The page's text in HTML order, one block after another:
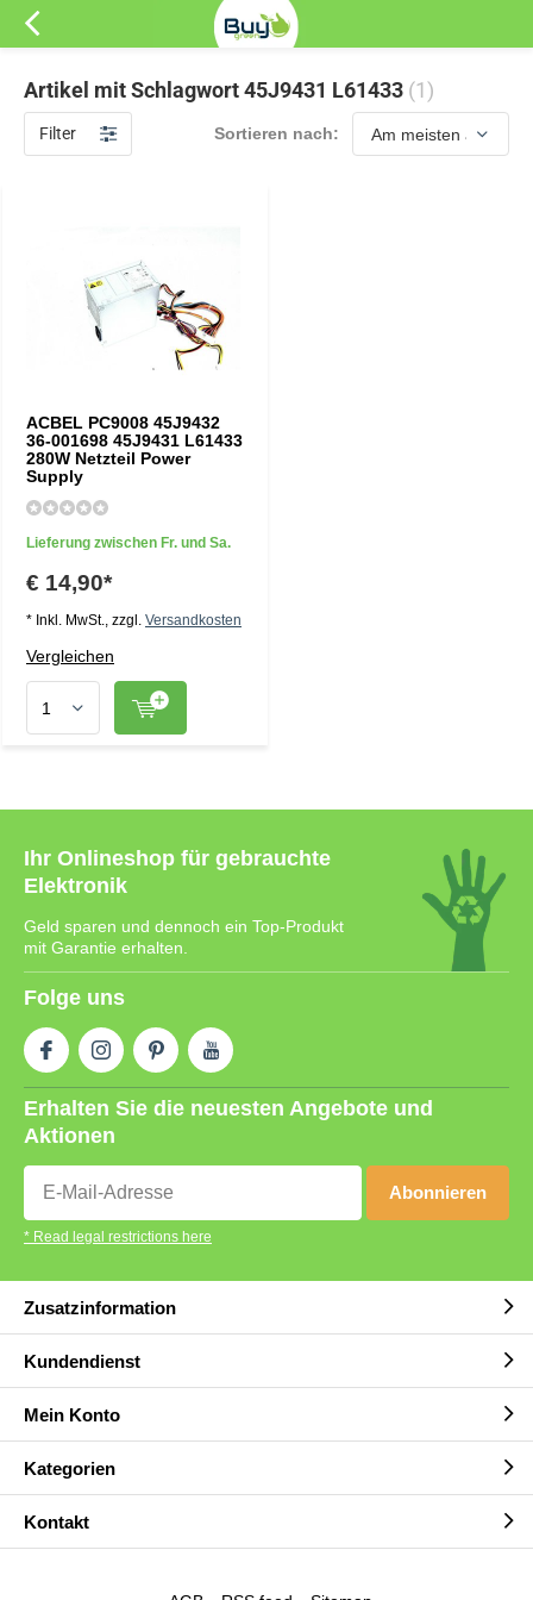
Artikel mit Schlagwort 45J9431 L61433 (1)
Filter Sortieren nach:
ACBEL PC9008 45J9432
36-001698 45J9431 L61433
280W Netzteil Power
Supply
Lieferung zwischen Fr. und Sa.
€ 14,90*
* Inkl. MwSt., zzgl. Versandkosten
Vergleichen
Ihr Onlineshop für gebrauchte
Elektronik
Geld sparen und dennoch ein Top-Produkt
mit Garantie erhalten.
Folge uns
Erhalten Sie die neuesten Angebote und
Aktionen
Abonnieren
* Read legal restrictions here
Zusatzinformation
Kundendienst
Mein Konto
Kategorien
Kontakt